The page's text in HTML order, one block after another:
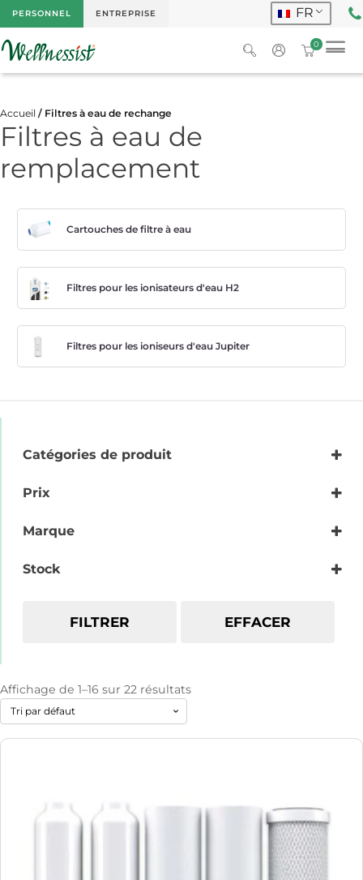
PERSONNEL ENTREPRISE FR
0
Accueil / Filtres à eau de rechange
Filtres à eau de
remplacement
Cartouches de filtre à eau
Filtres pour les ionisateurs d'eau H2
Filtres pour les ioniseurs d'eau Jupiter
Catégories de produit
Filtres pour les ioniseurs d'eau Jupiter
Prix
Marque
Alkaviva
Stock
FILTRER EFFACER
Affichage de 1–16 sur 22 résultats